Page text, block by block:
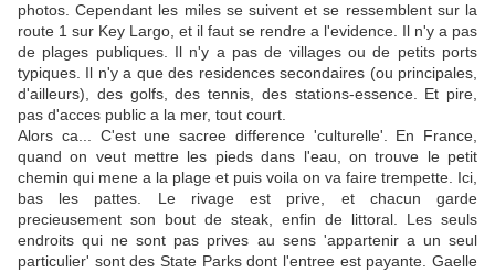
photos. Cependant les miles se suivent et se ressemblent sur la
route 1 sur Key Largo, et il faut se rendre a l'evidence. Il n'y a pas
de plages publiques. Il n'y a pas de villages ou de petits ports
typiques. Il n'y a que des residences secondaires (ou principales,
d'ailleurs), des golfs, des tennis, des stations-essence. Et pire,
pas d'acces public a la mer, tout court.
Alors ca... C'est une sacree difference 'culturelle'. En France,
quand on veut mettre les pieds dans l'eau, on trouve le petit
chemin qui mene a la plage et puis voila on va faire trempette. Ici,
bas les pattes. Le rivage est prive, et chacun garde
precieusement son bout de steak, enfin de littoral. Les seuls
endroits qui ne sont pas prives au sens 'appartenir a un seul
particulier' sont des State Parks dont l'entree est payante. Gaelle